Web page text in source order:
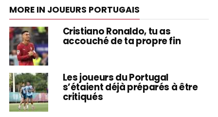
MORE IN JOUEURS PORTUGAIS
Cristiano Ronaldo, tu as
accouché de ta propre fin
Les joueurs du Portugal
s’étaient déjà préparés à être
critiqués